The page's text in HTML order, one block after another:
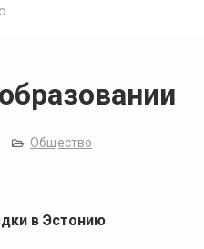
Общество
в Эстонию